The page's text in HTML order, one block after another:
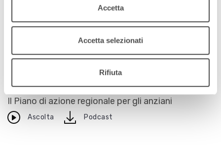
Accetta
Accetta selezionati
Rifiuta
Una società per tutte le età
Il Piano di azione regionale per gli anziani
Ascolta downloadPodcast